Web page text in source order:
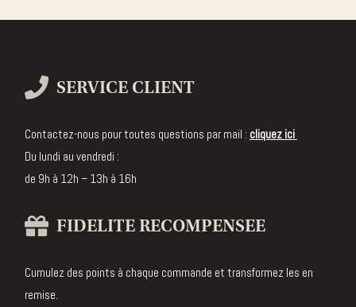
SERVICE CLIENT
Contactez-nous pour toutes questions par mail : cliquez ici
Du lundi au vendredi :
de 9h à 12h – 13h à 16h
FIDELITE RECOMPENSEE
Cumulez des points à chaque commande et transformez les en
remise.